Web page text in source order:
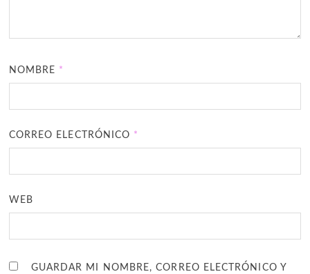
NOMBRE *
CORREO ELECTRÓNICO *
WEB
GUARDAR MI NOMBRE, CORREO ELECTRÓNICO Y